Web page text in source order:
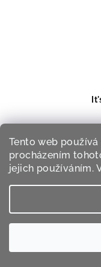
Tento web
procházením
jejich používáním.
Zápatí